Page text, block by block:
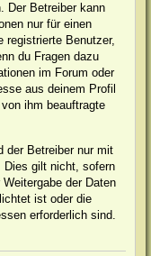
Der Betreiber kann
nur für einen
registrierte Benutzer,
du Fragen dazu
im Forum oder
aus deinem Profil
ihm beauftragte
der Betreiber nur mit
Dies gilt nicht, sofern
der Daten
ist oder die
erforderlich sind.